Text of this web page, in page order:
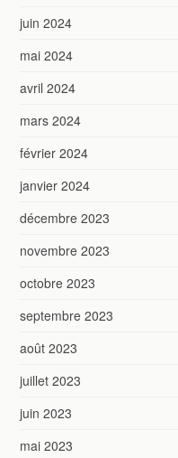
juin 2024
mai 2024
avril 2024
mars 2024
février 2024
janvier 2024
décembre 2023
novembre 2023
octobre 2023
septembre 2023
août 2023
juillet 2023
juin 2023
mai 2023